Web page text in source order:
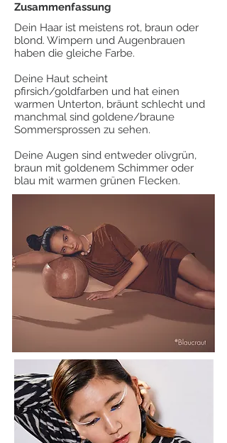
Zusammenfassung
Dein Haar ist meistens rot, braun oder
blond. Wimpern und Augenbrauen
haben die gleiche Farbe.
Deine Haut scheint
pfirsich/goldfarben und hat einen
warmen Unterton, bräunt schlecht und
manchmal sind goldene/braune
Sommersprossen zu sehen.
Deine Augen sind entweder olivgrün,
braun mit goldenem Schimmer oder
blau mit warmen grünen Flecken.